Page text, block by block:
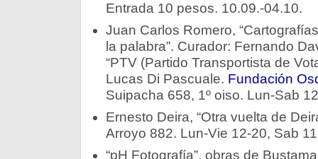
Entrada 10 pesos. 10.09.-04.10.
Juan Carlos Romero,
la palabra”. Curador: Fernando
“PTV (Partido Transportista de
Lucas Di Pascuale. Fundación
Suipacha 658, 1º oiso. Lun-Sab
Ernesto Deira, “Otra vuelta de
Arroyo 882. Lun-Vie 12-20, Sab
“pH Fotografía”, obras de